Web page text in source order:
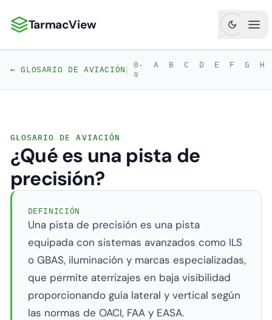
TarmacView: Análisis de Aviación de Precisión
TarmacView
← GLOSARIO DE AVIACIÓN| 0-
9
A B C D E F G H
GLOSARIO DE AVIACIÓN
¿Qué es una pista de
precisión?
DEFINICIÓN
Una pista de precisión es una pista
equipada con sistemas avanzados como ILS
o GBAS, iluminación y marcas especializadas,
que permite aterrizajes en baja visibilidad
proporcionando guía lateral y vertical según
las normas de OACI, FAA y EASA.